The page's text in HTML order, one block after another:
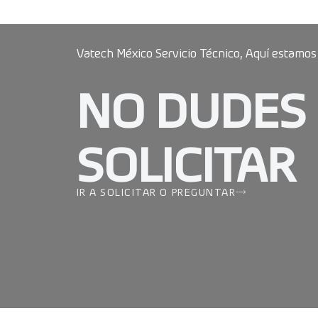
Vatech México Servicio Técnico, Aquí estamos
NO DUDES
SOLICITAR
IR A SOLICITAR O PREGUNTAR